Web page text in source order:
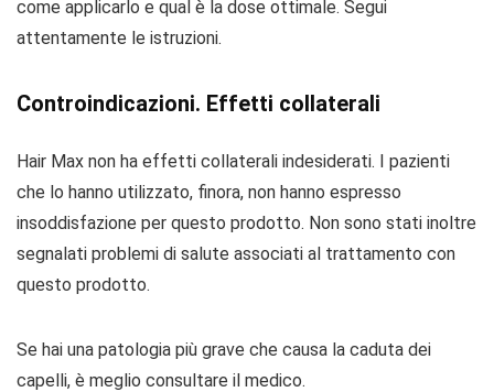
come applicarlo e qual è la dose ottimale. Segui
attentamente le istruzioni.
Controindicazioni. Effetti collaterali
Hair Max non ha effetti collaterali indesiderati. I pazienti
che lo hanno utilizzato, finora, non hanno espresso
insoddisfazione per questo prodotto. Non sono stati inoltre
segnalati problemi di salute associati al trattamento con
questo prodotto.
Se hai una patologia più grave che causa la caduta dei
capelli, è meglio consultare il medico.